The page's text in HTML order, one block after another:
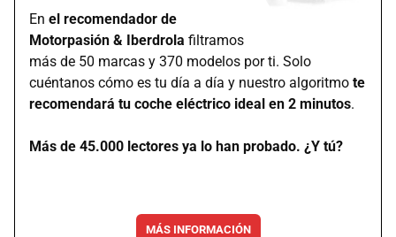
En el recomendador de
Motorpasión & Iberdrola filtramos
más de 50 marcas y 370 modelos por ti. Solo
cuéntanos cómo es tu día a día y nuestro algoritmo te
recomendará tu coche eléctrico ideal en 2 minutos.
Más de 45.000 lectores ya lo han probado. ¿Y tú?
MÁS INFORMACIÓN